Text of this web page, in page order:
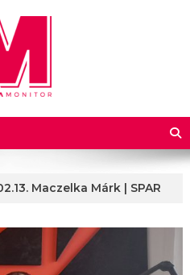
Maczelka Márk | SPAR